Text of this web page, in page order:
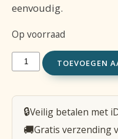
eenvoudig.
Op voorraad
Kruisbeeld
10
cm
TOEVOEGEN
🔒Veilig betalen met
🚚Gratis verzending